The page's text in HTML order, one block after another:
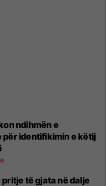
ndihmën e
identifikimin e këtij
pritje të gjata në dalje